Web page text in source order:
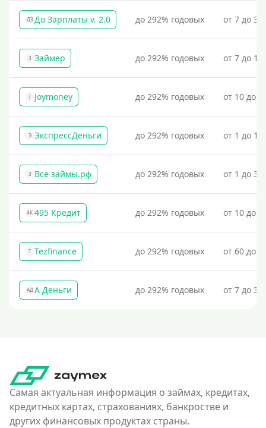
ДЗ До Зарплаты v. 2.0 до 292% годовых от 7 до
З Займер до 292% годовых от 7 до
J Joymoney до 292% годовых от 10 до
Э ЭкспрессДеньги до 292% годовых от 1 до
З Все займы.рф до 292% годовых от 1 до
4К 495 Кредит до 292% годовых от 10 до
T Tezfinance до 292% годовых от 60 до
АД А Деньги до 292% годовых от 7 до
Самая актуальная информация о займах, кредитах,
кредитных картах, страхованиях, банкростве и
других финансовых продуктах страны.